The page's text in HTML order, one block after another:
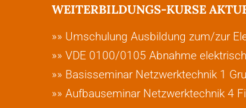
WEITERBILDUNGS-KURSE
»» Umschulung Ausbildung zum/zur
»» VDE 0100/0105 Abnahme
»» Basisseminar Netzwerktechnik 1
»» Aufbauseminar Netzwerktechnik 4